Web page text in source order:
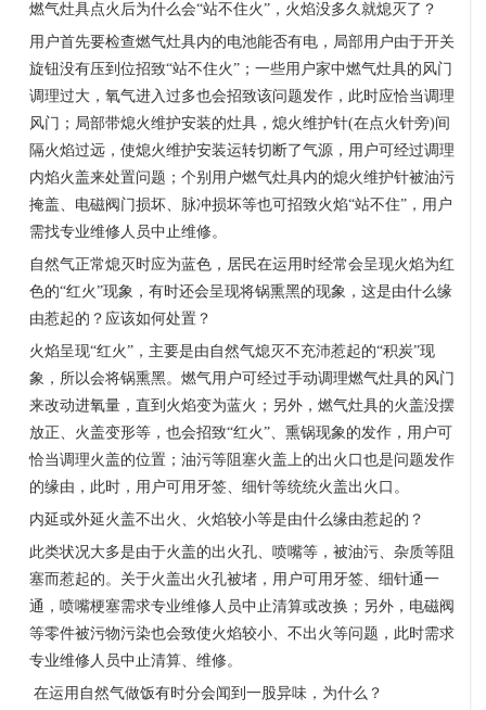
燃气灶具点火后为什么会“站不住火” ，火焰没多久就熄灭了？
用户首先要检查燃气灶具内的电池能否有电，局部用户由于开关
旋钮没有压到位招致“站不住火” ；一些用户家中燃气灶具的风门
调理过大，氧气进入过多也会招致该问题发作，此时应恰当调理
风门；局部带熄火维护安装的灶具，熄火维护针(在点火针旁)间
隔火焰过远，使熄火维护安装运转切断了气源，用户可经过调理
内焰火盖来处置问题；个别用户燃气灶具内的熄火维护针被油污
掩盖、电磁阀门损坏、脉冲损坏等也可招致火焰“站不住” ，用户
需找专业维修人员中止维修。
自然气正常熄灭时应为蓝色，居民在运用时经常会呈现火焰为红
色的“红火”现象，有时还会呈现将锅熏黑的现象，这是由什么缘
由惹起的？应该如何处置？
火焰呈现“红火” ，主要是由自然气熄灭不充沛惹起的“积炭”现
象，所以会将锅熏黑。燃气用户可经过手动调理燃气灶具的风门
来改动进氧量，直到火焰变为蓝火；另外，燃气灶具的火盖没摆
放正、火盖变形等，也会招致“红火”、熏锅现象的发作，用户可
恰当调理火盖的位置；油污等阻塞火盖上的出火口也是问题发作
的缘由，此时，用户可用牙签、细针等统统火盖出火口。
内延或外延火盖不出火、火焰较小等是由什么缘由惹起的？
此类状况大多是由于火盖的出火孔、喷嘴等，被油污、杂质等阻
塞而惹起的。关于火盖出火孔被堵，用户可用牙签、细针通一
通，喷嘴梗塞需求专业维修人员中止清算或改换；另外，电磁阀
等零件被污物污染也会致使火焰较小、不出火等问题，此时需求
专业维修人员中止清算、维修。
在运用自然气做饭有时分会闻到一股异味，为什么？